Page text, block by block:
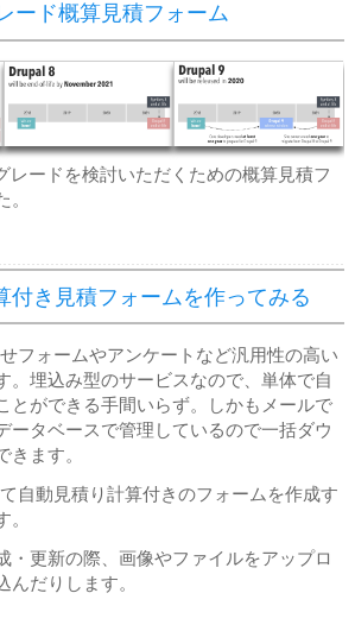
ード概算見積フォーム
レードを検討いただくための概算見積フ
。
付き見積フォームを作ってみる
フォームやアンケートなど汎用性の高い
。埋込み型のサービスなので、単体で自
とができる手間いらず。しかもメールで
ータベースで管理しているので一括ダウ
きます。
自動見積り計算付きのフォームを作成す
。
・更新の際、画像やファイルをアップロ
んだりします。